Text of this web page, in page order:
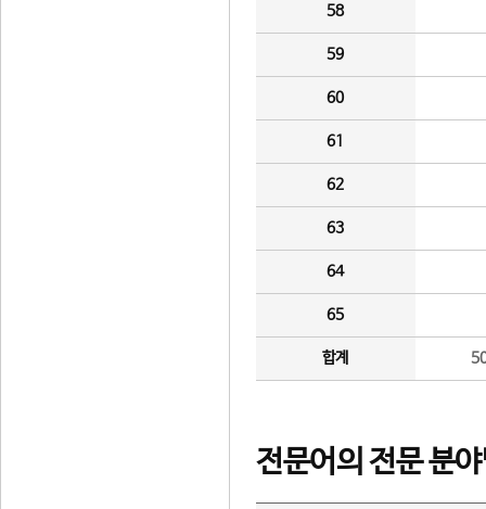
58
59
60
61
62
63
64
65
합계
전문어의 전문 분